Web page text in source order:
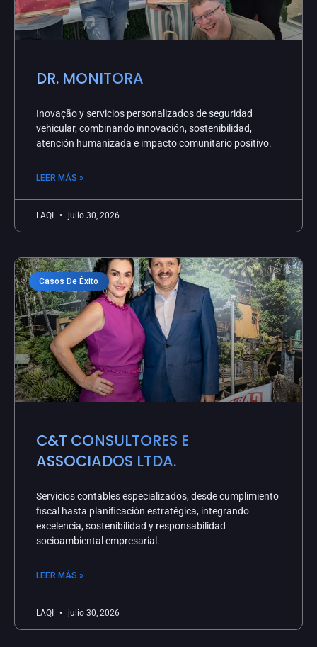
DR. MONITORA
Inovação y servicios personalizados de seguridad
vehicular, combinando innovación, sostenibilidad,
atención humanizada e impacto comunitario positivo.
LEER MÁS »
LAQI julio 30, 2026
Casos De Éxito
C&T CONSULTORES E
ASSOCIADOS LTDA.
Servicios contables especializados, desde cumplimiento
fiscal hasta planificación estratégica, integrando
excelencia, sostenibilidad y responsabilidad
socioambiental empresarial.
LEER MÁS »
LAQI julio 30, 2026